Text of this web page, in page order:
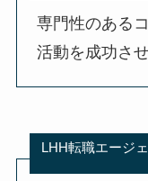
専門性のある
活動を成功さ
LHH転職エージ